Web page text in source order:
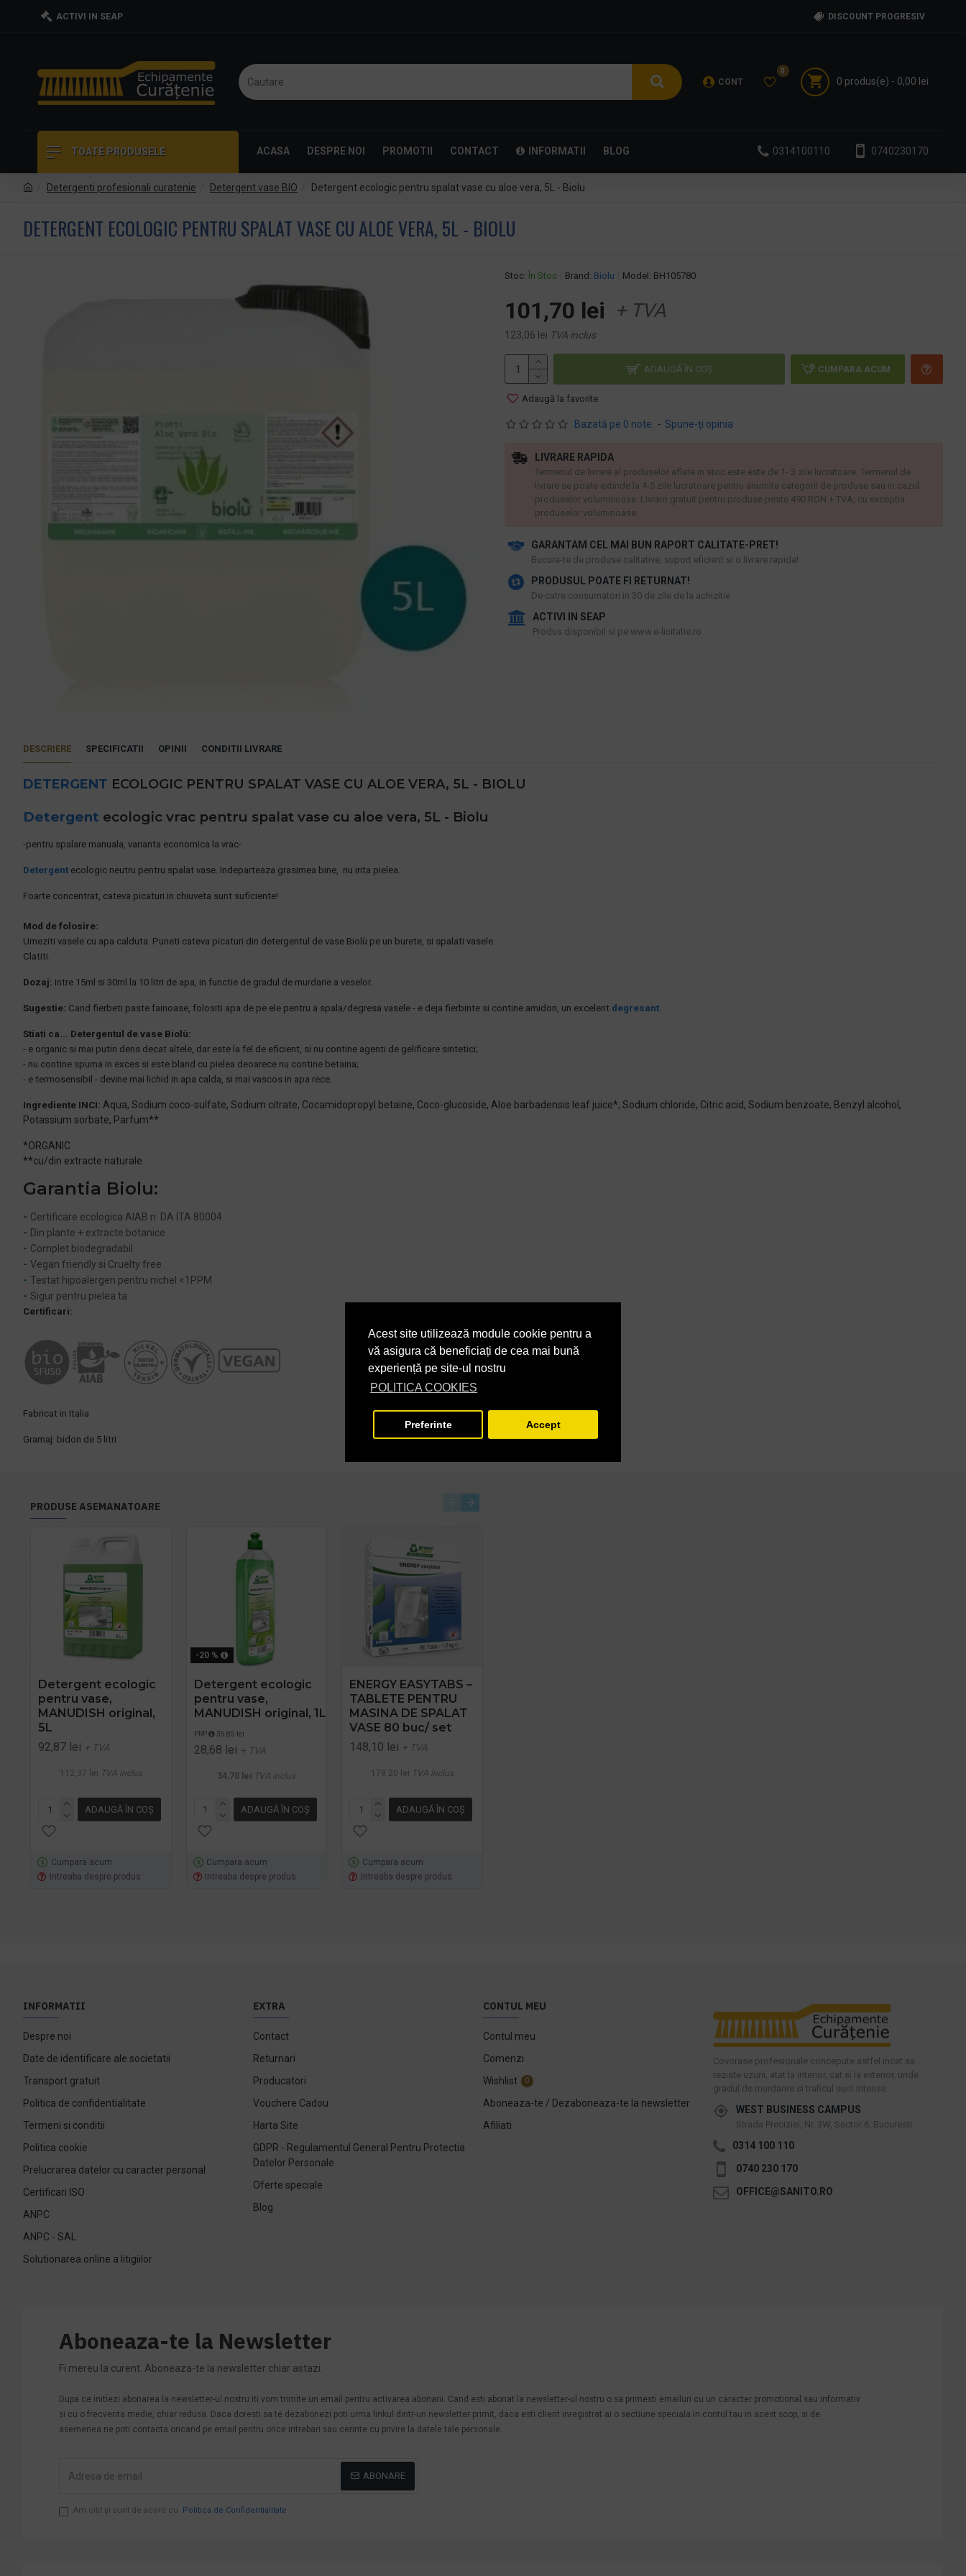
Acest site utilizează module cookie pentru a
vă asigura că beneficiați de cea mai bună
experiență pe site-ul nostru
POLITICA COOKIES
Preferinte Accept
ACTIVI IN SEAP DISCOUNT PROGRESIV
CONT
0
0 produs(e) - 0,00 lei
TOATE PRODUSELE ACASA DESPRE NOI PROMOTII CONTACT INFORMATII BLOG 0314100110 0740230170
Detergenti profesionali curatenie Detergent vase BIO Detergent ecologic pentru spalat vase cu aloe vera, 5L - Biolu
DETERGENT ECOLOGIC PENTRU SPALAT VASE CU ALOE VERA, 5L - BIOLU
Stoc: În Stoc Brand: Biolu Model: BH105780
Bazată pe 0 note. - Spune-ţi opinia
101,70 lei + TVA
123,06 lei TVA inclus
ADAUGĂ ÎN COŞ CUMPARA ACUM
Adaugă la favorite
GARANTAM CEL MAI BUN RAPORT CALITATE-PRET!
​Bucura-te de produse calitative, suport eficient si o livrare rapida!
PRODUSUL POATE FI RETURNAT!
De catre consumatori in 30 de zile de la achizitie
ACTIVI IN SEAP
Produs disponibil si pe www.e-licitatie.ro
LIVRARE RAPIDA
Termenul de livrare al produselor aflate in stoc este este de 1- 3 zile lucratoare. Termenul de
livrare se poate extinde la 4-5 zile lucratoare pentru anumite categorii de produse sau in cazul
produselor voluminoase. Livram gratuit pentru produse peste 490 RON + TVA, cu exceptia
produselor voluminoase.
DESCRIERE SPECIFICATII OPINII CONDITII LIVRARE
DETERGENT ECOLOGIC PENTRU SPALAT VASE CU ALOE VERA, 5L - BIOLU
Detergent ecologic vrac pentru spalat vase cu aloe vera, 5L - Biolu
-pentru spalare manuala, varianta economica la vrac-
Detergent ecologic neutru pentru spalat vase. Indeparteaza grasimea bine, nu irita pielea.
Foarte concentrat, cateva picaturi in chiuveta sunt suficiente!
Mod de folosire:
Umeziti vasele cu apa calduta. Puneti cateva picaturi din detergentul de vase Biolù pe un burete, si spalati vasele.
Clatiti.
Dozaj: intre 15ml si 30ml la 10 litri de apa, in functie de gradul de murdarie a veselor.
Sugestie: Cand fierbeti paste fainoase, folositi apa de pe ele pentru a spala/degresa vasele - e deja fierbinte si contine amidon, un excelent degresant.
Stiati ca... Detergentul de vase Biolù:
- e organic si mai putin dens decat altele, dar este la fel de eficient, si nu contine agenti de gelificare sintetici;
- nu contine spuma in exces si este bland cu pielea deoarece nu contine betaina;
- e termosensibil - devine mai lichid in apa calda, si mai vascos in apa rece.
Ingrediente INCI: Aqua, Sodium coco-sulfate, Sodium citrate, Cocamidopropyl betaine, Coco-glucoside, Aloe barbadensis leaf juice*, Sodium chloride, Citric acid, Sodium benzoate, Benzyl alcohol,
Potassium sorbate, Parfum**.
*ORGANIC
**cu/din extracte naturale
Garantia Biolu:
- Certificare ecologica AIAB n. DA ITA 80004
- Din plante + extracte botanice
- Complet biodegradabil
- Vegan friendly si Cruelty free
- Testat hipoalergen pentru nichel <1PPM
- Sigur pentru pielea ta
Certificari:
Fabricat in Italia
Gramaj: bidon de 5 litri
PRODUSE ASEMANATOARE
Detergent ecologic
pentru vase,
MANUDISH original,
5L
92,87 lei + TVA
112,37 lei TVA inclus
ADAUGĂ ÎN COŞ
Cumpara acum
Intreaba despre produs
-20 %
Detergent ecologic
pentru vase,
MANUDISH original, 1L
PRP 35,85 lei
28,68 lei + TVA
34,70 lei TVA inclus
ADAUGĂ ÎN COŞ
Cumpara acum
Intreaba despre produs
ENERGY EASYTABS –
TABLETE PENTRU
MASINA DE SPALAT
VASE 80 buc/ set
148,10 lei + TVA
179,20 lei TVA inclus
ADAUGĂ ÎN COŞ
Cumpara acum
Intreaba despre produs
INFORMATII
Despre noi
Date de identificare ale societatii
Transport gratuit
Politica de confidentialitate
Termeni si conditii
Politica cookie
Prelucrarea datelor cu caracter personal
Certificari ISO
ANPC
ANPC - SAL
Solutionarea online a litigiilor
EXTRA
Contact
Returnari
Producatori
Vouchere Cadou
Harta Site
GDPR - Regulamentul General Pentru Protectia
Datelor Personale
Oferte speciale
Blog
CONTUL MEU
Contul meu
Comenzi
Wishlist
0
Aboneaza-te / Dezaboneaza-te la newsletter
Afiliati
Covorase profesionale concepute astfel incat sa
reziste uzurii, atat la interior, cat si la exterior, unde
gradul de murdarire si traficul sunt intense.
WEST BUSINESS CAMPUS
Strada Preciziei, Nr, 3W, Sector 6, Bucuresti
0314 100 110
0740 230 170
OFFICE@SANITO.RO
Aboneaza-te la Newsletter
Fi mereu la curent. Aboneaza-te la newsletter chiar astazi.
Dupa ce initiezi abonarea la newsletter-ul nostru iti vom trimite un email pentru activarea abonarii. Cand esti abonat la newsletter-ul nostru o sa primesti emailuri cu un caracter promotional sau informativ
si cu o frecventa medie, chiar redusa. Daca doresti sa te dezabonezi poti urma linkul dintr-un newsletter primit, daca esti client inregistrat ai o sectiune speciala in contul tau in acest scop, si de
asemenea ne poti contacta oricand pe email pentru orice intrebari sau cerinte cu privire la datele tale personale.
ABONARE
Am citit şi sunt de acord cu Politica de Confidentialitate